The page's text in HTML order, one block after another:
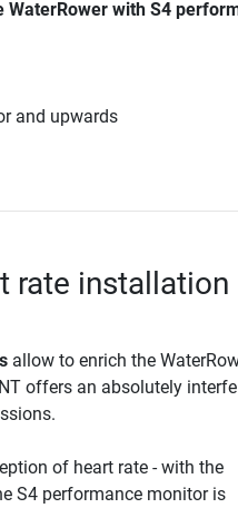
with S4
and upwards
rate installation
allow to enrich the
offers an absolutely
of heart rate - with the
S4 performance monitor is